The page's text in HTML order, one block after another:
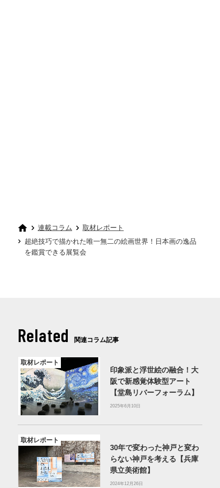
連載コラム
取材レポート
超絶技巧で描かれた唯一無二の絵画世界！日本画の逸品
を鑑賞できる展覧会
Related 関連コラム記事
取材レポート
印象派と浮世絵の融合！大
阪で新感覚体験型アート
【堂島リバーフォーラム】
2025年6月10日
取材レポート
30年で変わった神戸と変わ
らない神戸を考える【兵庫
県立美術館】
2024年12月26日